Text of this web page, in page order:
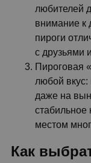
любителей
внимание к
пироги
с друзьями
Пироговая
любой
даже на
местом
Как